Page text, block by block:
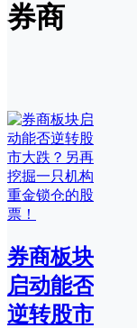
券商
券商板块
启动能否
逆转股市